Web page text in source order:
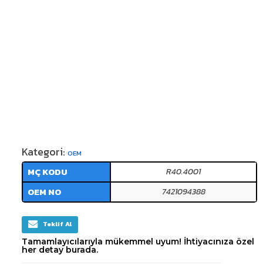
Kategori: OEM
MÇ KODU R40.4001
OEM NO 7421094388
Teklif Al
Tamamlayıcılarıyla mükemmel uyum! İhtiyacınıza özel
her detay burada.